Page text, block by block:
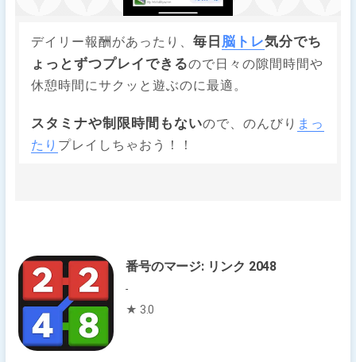
デイリー報酬があったり、毎日 脳トレ気分でち
ょっとずつプレイできるので日々の隙間時間や
休憩時間にサクッと遊ぶのに最適。
スタミナや制限時間もないので、のんびり まっ
たり プレイしちゃおう！！
番号のマージ: リンク 2048
-
★ 3.0